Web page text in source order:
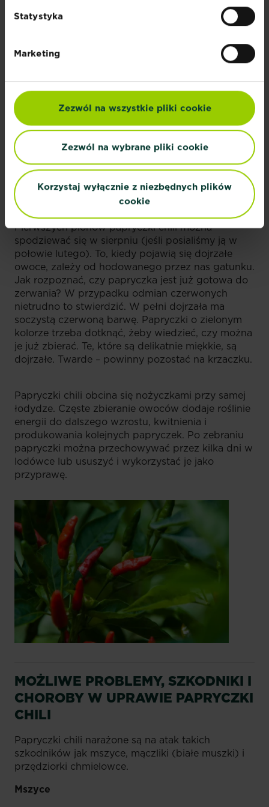
Statystyka
Marketing
Zezwól na wszystkie pliki cookie
Zezwól na wybrane pliki cookie
Korzystaj wyłącznie z niezbędnych plików
cookie
JAK I KIEDY ZBIERAĆ PAPRYCZKĘ
CHILI?
Pierwszych plonów papryczki chili można
spodziewać się w sierpniu (jeśli posialiśmy ją w
połowie lutego). To, kiedy pojawią się dojrzałe
owoce, zależy od hodowanego przez nas gatunku.
Jak rozpoznać, czy papryczka jest już gotowa do
zerwania? W przypadku odmian czerwonych
nietrudno to stwierdzić. W pełni dojrzała ma
soczystą czerwoną barwę. Papryczki o zielonym
kolorze trzeba dotknąć, żeby wiedzieć, czy można
je już zbierać. Te, które są delikatnie miękkie, są
dojrzałe. Twarde – powinny pozostać na krzaczku.
Papryczki chili obcina się nożyczkami przy samej
łodydze. Częste zbieranie owoców dodaje roślinie
energii do dalszego wzrostu, kwitnienia i
produkowania kolejnych papryczek. Po zebraniu
papryczki można przechowywać przez kilka dni w
lodówce lub ususzyć i wykorzystać je jako
przyprawę.
MOŻLIWE PROBLEMY, SZKODNIKI I
CHOROBY W UPRAWIE PAPRYCZKI
CHILI
Papryczki chili narażone są na atak takich
szkodników jak mszyce, mączliki (białe muszki) i
przędziorki chmielowce.
Mszyce